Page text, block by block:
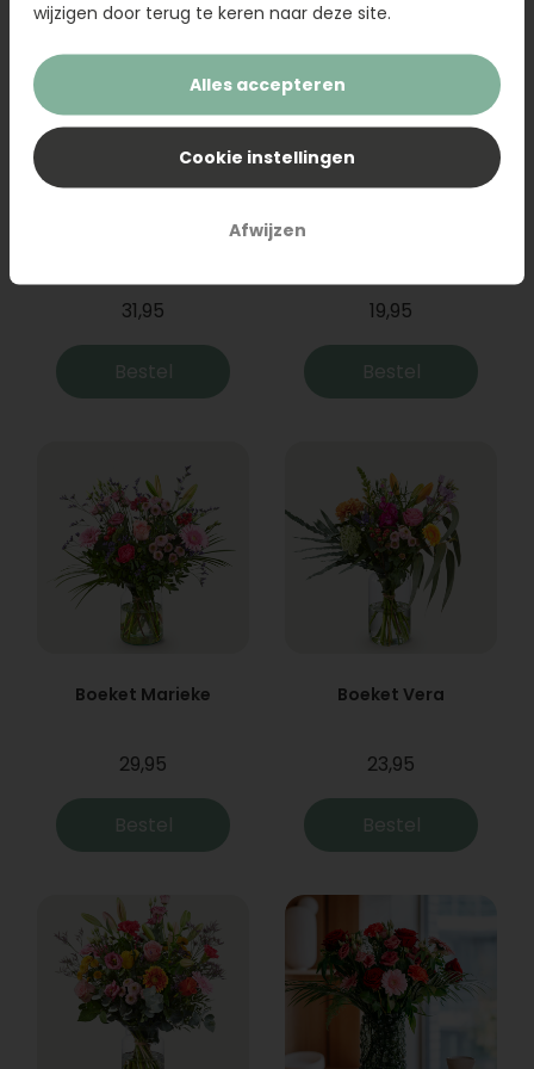
31,95
Bestel
19,95
Bestel
Boeket Marieke
29,95
Bestel
Boeket Vera
23,95
Bestel
wijzigen door terug te keren naar deze site.
Alles accepteren
Cookie instellingen
Afwijzen